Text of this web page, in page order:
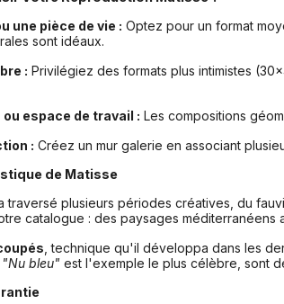
une pièce de vie : Optez pour un format
sont idéaux.
: Privilégiez des formats plus intimistes
ou espace de travail : Les compositions
: Créez un mur galerie en associant
de Matisse
traversé plusieurs périodes créatives, du
catalogue : des paysages
, technique qu'il développa dans les
"Nu bleu" est l'exemple le plus célèbre, sont